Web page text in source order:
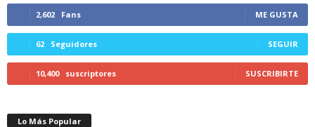
2,602 Fans ME GUSTA
62 Seguidores SEGUIR
10,400 suscriptores SUSCRIBIRTE
Lo Más Popular